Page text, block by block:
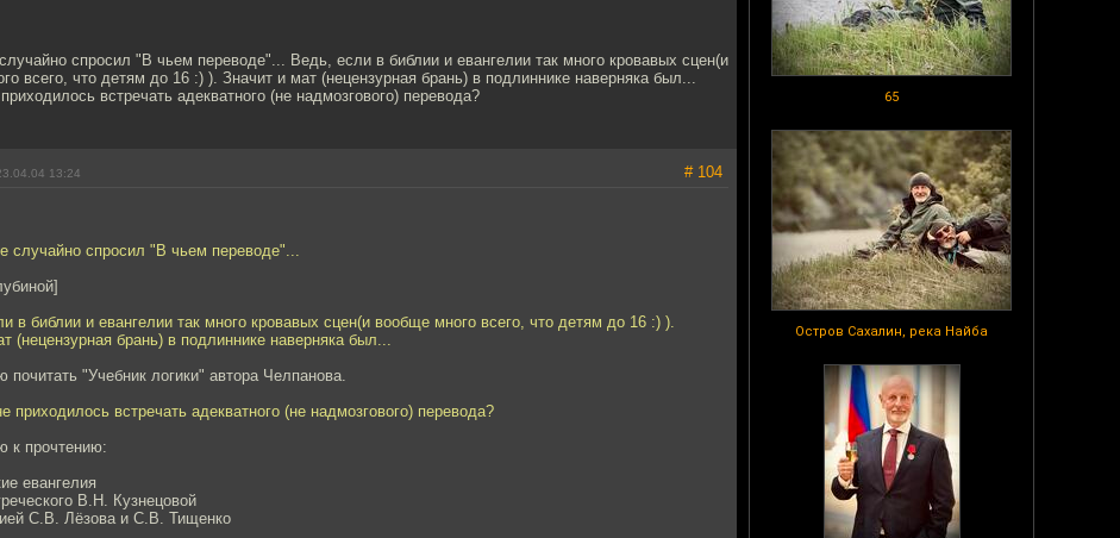
65
Остров Сахалин, река Найба
спросил "В чьем переводе"... Ведь, если в библии и евангелии так много кровавых сцен(и
всего, что детям до 16 :) ). Значит и мат (нецензурная брань) в подлиннике наверняка был...
встречать адекватного (не надмозгового) перевода?
13:24 # 104
случайно спросил "В чьем переводе"...
в библии и евангелии так много кровавых сцен(и вообще много всего, что детям до 16 :) ).
(нецензурная брань) в подлиннике наверняка был...
почитать "Учебник логики" автора Челпанова.
приходилось встречать адекватного (не надмозгового) перевода?
к прочтению:
евангелия
В.Н. Кузнецовой
С.В. Лёзова и С.В. Тищенко